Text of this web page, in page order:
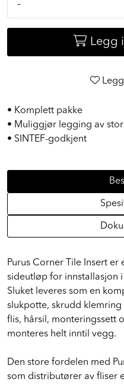
-
Legg
• Komplett pakke
• Muliggjør legging av
• SINTEF-godkjent
Purus Corner Tile Insert
sideutløp for innstallasjon
Sluket leveres som en
slukpotte, skrudd
flis, hårsil, monteringssett
monteres helt inntil vegg.
Den store fordelen med
som distributører av fliser